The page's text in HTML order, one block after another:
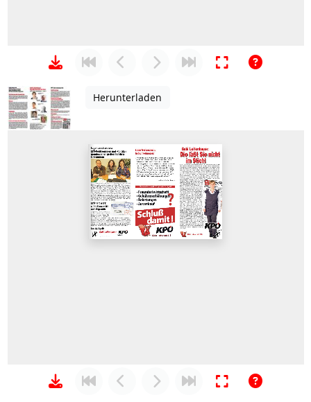
Herunterladen